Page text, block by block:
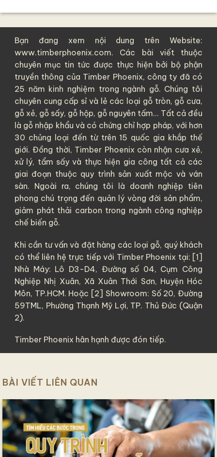
Bạn đang xem nội dung trên Website:
www.timberphoenix.com. Các bài viết thuộc
chuyên mục tin tức được thực hiện bởi bộ phận
truyền thông của Timber Phoenix, công ty đã có
25 năm kinh nghiệm trong ngành gỗ. Chúng tôi
chuyên cung cấp sỉ và lẻ các loại gỗ tròn, gỗ cưa,
gỗ xẻ, gỗ sấy, gỗ hộp, gỗ nguyên tấm... Tất cả đều
là gỗ nhập khẩu và có chứng chỉ hợp pháp, với hơn
30 chủng loại đến từ trên 15 quốc gia khắp thế
giới. Đồng thời, Timber Phoenix còn nhận cưa xẻ,
xử lý, tẩm sấy và thực hiện gia công tất cả các
giai đoạn thuộc quy trình sản xuất mộc và ván
sàn. Ngoài ra, chúng tôi là doanh nghiệp tiên
phong chú trọng đến quản lý vòng đời sản phẩm,
giảm phát thải carbon trong ngành công nghiệp
chế biến gỗ.
Khi cần tư vấn và đặt hàng các loại gỗ, quý khách
có thể liên hệ trực tiếp với Timber Phoenix tại: [1]
Nhà Máy: Lô D3-D4, Đường số 04, Cụm Công
Nghiệp Nhị Xuân, Xã Xuân Thới Sơn, Huyện Hóc
Môn, TP.HCM. Hoặc [2] Showroom: Số 20, Đường
59TML, Phường Thạnh Mỹ Lợi, TP. Thủ Đức (Quận
2).
Timber Phoenix hân hạnh được đón tiếp.
BÀI VIẾT LIÊN QUAN